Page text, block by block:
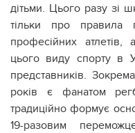
дітьми. Цього разу зі
тільки про правила
професійних
цього виду спорту в
представників.
років є фанатом
традиційно формує
19-разовим